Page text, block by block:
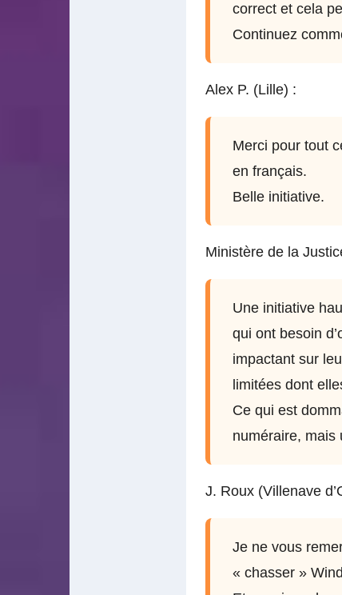
correct et cela
Continuez
Alex P. (Lille) :
Merci pour tout
en français.
Belle initiative.
Ministère de la
Une initiative
qui ont besoin
impactant sur
limitées dont
Ce qui est
numéraire, mais
J. Roux (Villenave
Je ne vous
« chasser »